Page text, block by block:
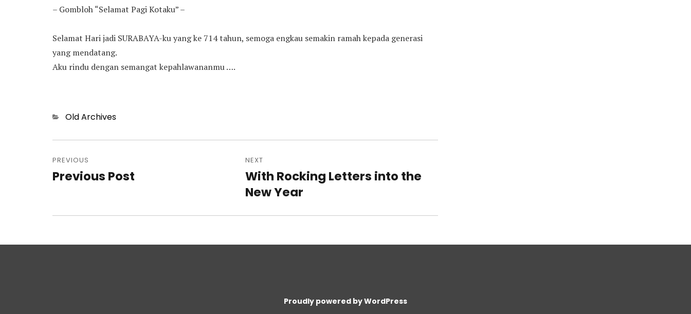
– Gombloh “Selamat Pagi Kotaku” –
Selamat Hari jadi SURABAYA-ku yang ke 714 tahun, semoga engkau semakin ramah kepada generasi
yang mendatang.
Aku rindu dengan semangat kepahlawananmu ….
Categories
Old Archives
Post
navigation
PREVIOUS
Previous
Previous Post
NEXT
Next
post:
With Rocking Letters into the
New Year
Proudly powered by WordPress